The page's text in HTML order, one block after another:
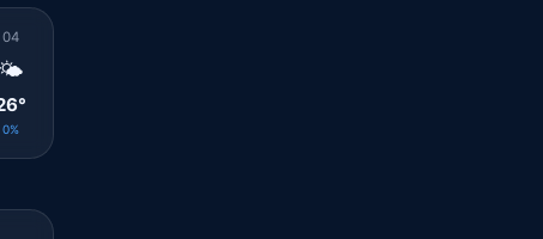
04
🌤️
0%